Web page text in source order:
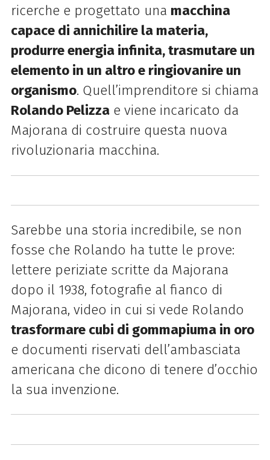
ricerche e progettato una macchina
capace di annichilire la materia,
produrre energia infinita, trasmutare un
elemento in un altro e ringiovanire un
organismo. Quell’imprenditore si chiama
Rolando Pelizzae viene incaricato da
Majorana di costruire questa nuova
rivoluzionaria macchina.
Sarebbe una storia incredibile, se non
fosse che Rolando ha tutte le prove:
lettere periziate scritte da Majorana
dopo il 1938, fotografie al fianco di
Majorana, video in cui si vede Rolando
trasformare cubi di gommapiuma in oro
e documenti riservati dell’ambasciata
americana che dicono di tenere d’occhio
la sua invenzione.